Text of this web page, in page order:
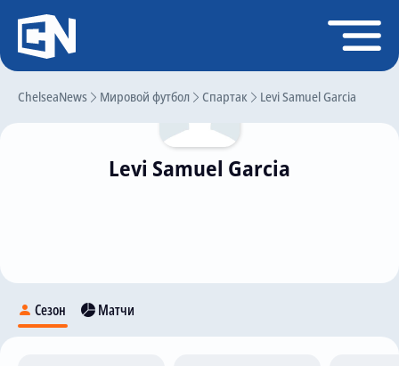
ChelseaNews Мировой футбол Спартак Levi Samuel Garcia
Levi Samuel Garcia
Сезон Матчи
Регистрация
Главная
Статистика
Календарь игр